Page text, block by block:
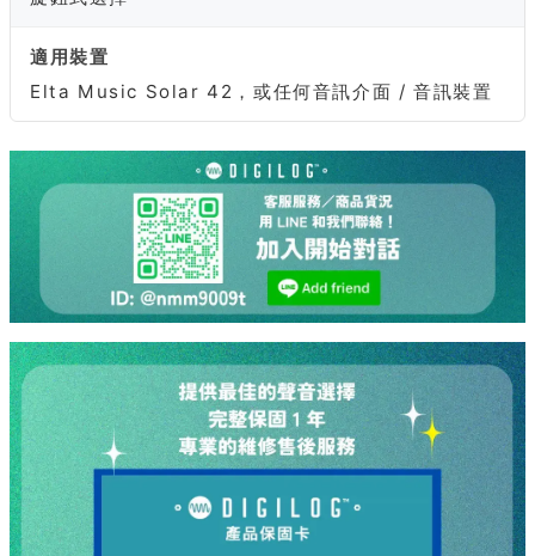
適用裝置
Elta Music Solar 42，或任何音訊介面 / 音訊裝置